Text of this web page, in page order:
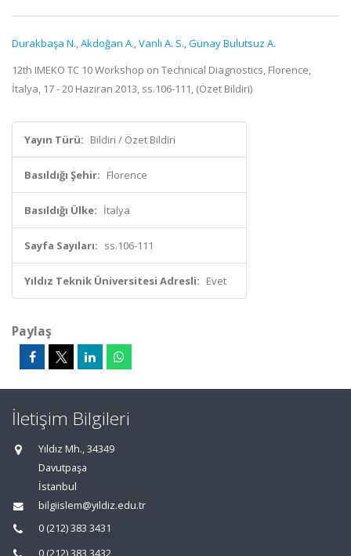
Durakbaşa N.,Akdoğan A.,Vanlı A. S.,Günay Bulutsuz A.
12th IMEKO TC 10 Workshop on Technical Diagnostics, Florence,
İtalya, 17 - 20 Haziran 2013, ss.106-111, (Özet Bildiri)
Yayın Türü: Bildiri / Özet Bildiri
Basıldığı Şehir: Florence
Basıldığı Ülke: İtalya
Sayfa Sayıları: ss.106-111
Yıldız Teknik Üniversitesi Adresli: Evet
Paylaş
İletişim Bilgileri
Yıldız Mh., 34349
Davutpaşa
İstanbul
bilgiislem@yildiz.edu.tr
0 (212) 383 3431
0 (212) 383 3432